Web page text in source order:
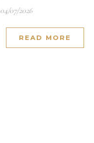
04/07/2026
READ MORE